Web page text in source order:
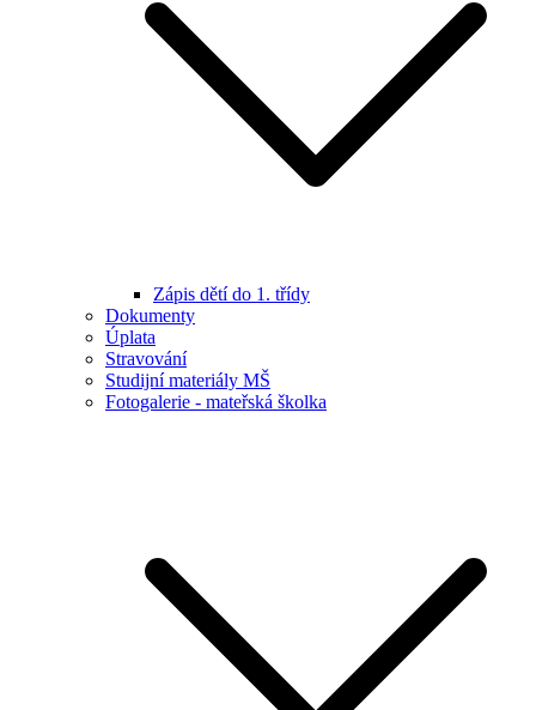
Zápis dětí do 1. třídy
Dokumenty
Úplata
Stravování
Studijní materiály MŠ
Fotogalerie - mateřská školka